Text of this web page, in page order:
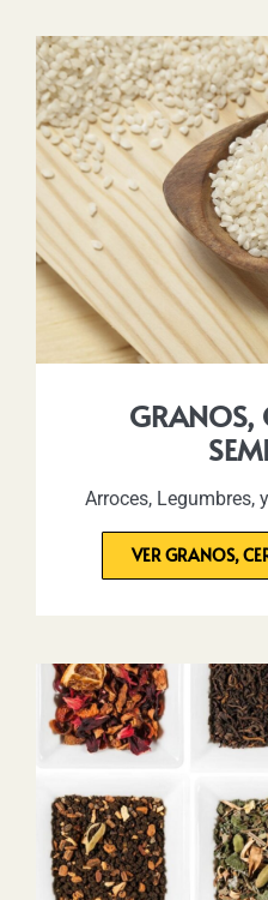
GRANOS,
Arroces, Legumbres,
VER GRANOS,